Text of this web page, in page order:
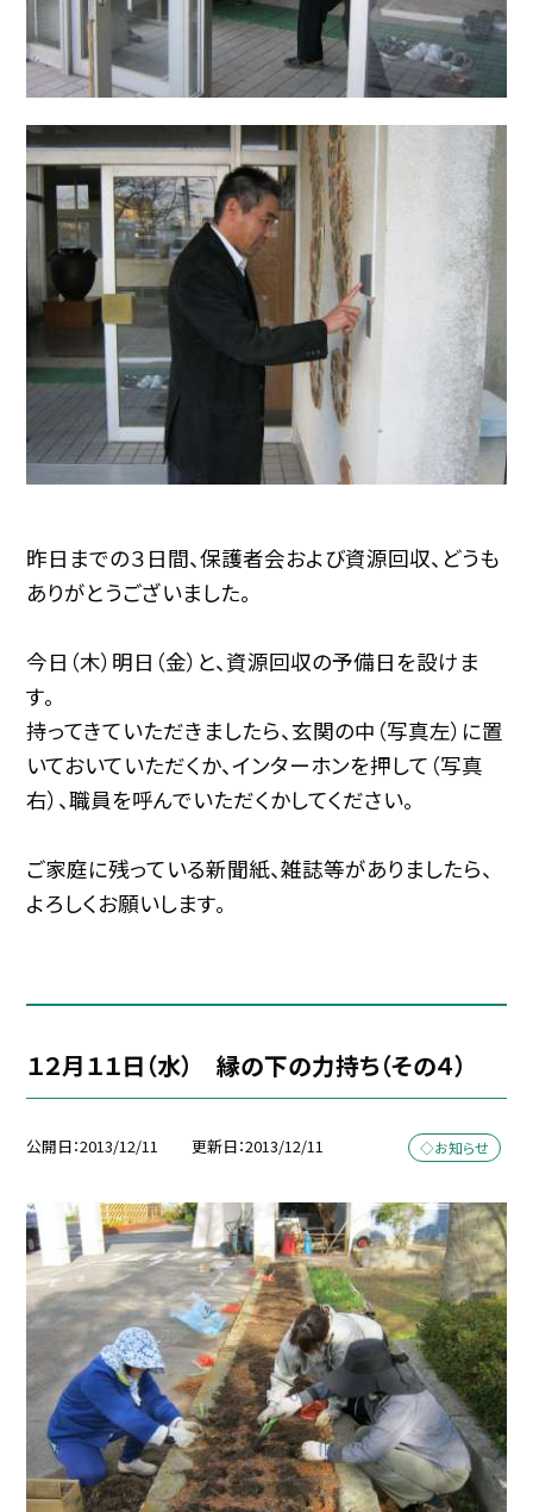
昨日までの３日間、保護者会および資源回収、どうも
ありがとうございました。
今日（木）明日（金）と、資源回収の予備日を設けま
す。
持ってきていただきましたら、玄関の中（写真左）に置
いておいていただくか、インターホンを押して（写真
右）、職員を呼んでいただくかしてください。
ご家庭に残っている新聞紙、雑誌等がありましたら、
よろしくお願いします。
１２月１１日（水） 縁の下の力持ち（その４）
公開日 2013/12/11 更新日 2013/12/11 ◇お知らせ